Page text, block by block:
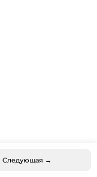
Следующая →